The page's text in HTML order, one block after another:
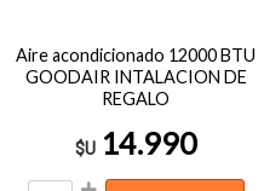
Aire acondicionado 12000 BTU
GOODAIR INTALACION DE
REGALO
$U 14.990